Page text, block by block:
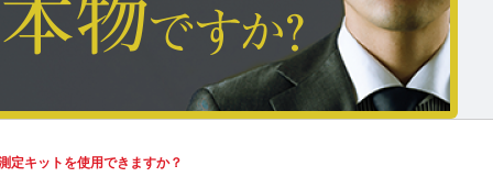
定キットを使用できますか？